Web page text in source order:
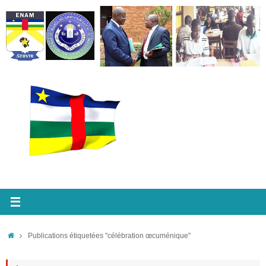
au
contenu
AccueilPublications étiquetées "célébration œcuménique"